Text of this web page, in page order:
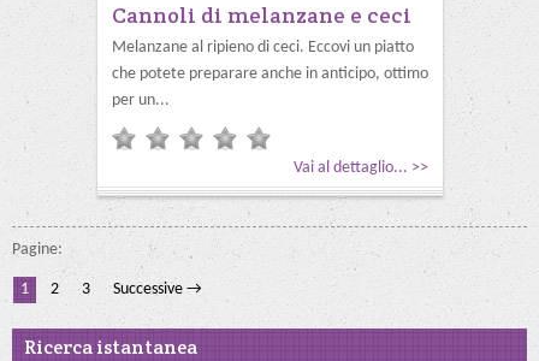
Cannoli di melanzane e ceci
Melanzane al ripieno di ceci. Eccovi un piatto
che potete preparare anche in anticipo, ottimo
per un...
Vai al dettaglio... >>
Pagine:
1 2 3 Successive →
Ricerca istantanea